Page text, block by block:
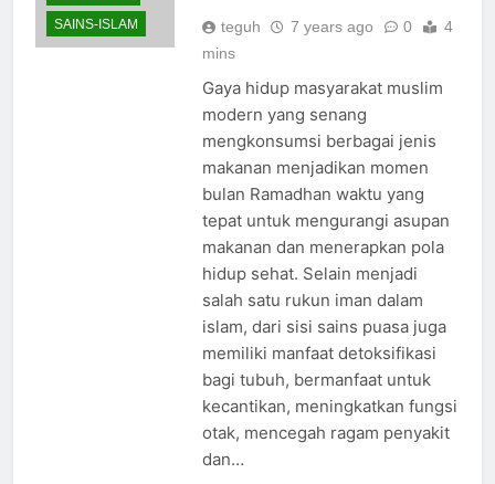
SAINS-ISLAM
teguh 7 years ago 0
4
mins
Gaya hidup masyarakat muslim
modern yang senang
mengkonsumsi berbagai jenis
makanan menjadikan momen
bulan Ramadhan waktu yang
tepat untuk mengurangi asupan
makanan dan menerapkan pola
hidup sehat. Selain menjadi
salah satu rukun iman dalam
islam, dari sisi sains puasa juga
memiliki manfaat detoksifikasi
bagi tubuh, bermanfaat untuk
kecantikan, meningkatkan fungsi
otak, mencegah ragam penyakit
dan…